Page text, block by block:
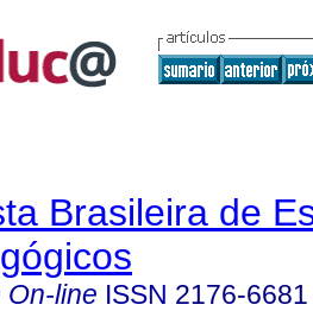
Brasileira de
On-line ISSN 2176-6681